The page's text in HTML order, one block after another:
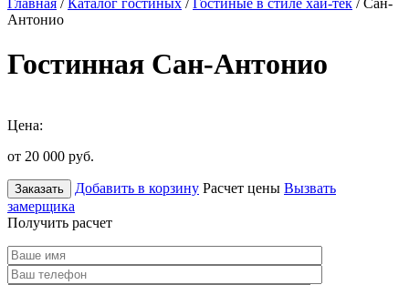
Главная /Каталог гостиных /Гостиные в стиле хай-тек / Сан-
Антонио
Гостинная Сан-Антонио
Цена:
от 20 000 руб.
Заказать Добавить в корзину Расчет цены Вызвать
замерщика
Получить расчет